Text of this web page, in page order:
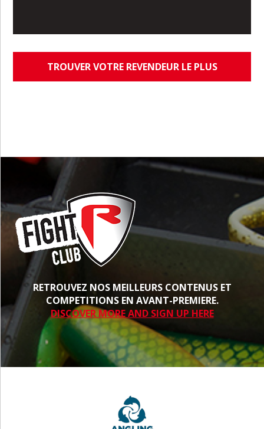
TROUVER VOTRE REVENDEUR LE PLUS
RETROUVEZ NOS MEILLEURS CONTENUS ET
COMPETITIONS EN AVANT-PREMIERE.
DISCOVER MORE AND SIGN UP HERE